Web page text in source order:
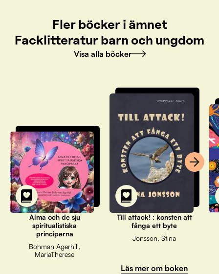
Fler böcker i ämnet
Facklitteratur barn och ungdom
Visa alla böcker
Alma och de sju
spiritualistiska
principerna
Bohman Agerhill,
MariaTherese
Till attack! : konsten att
fånga ett byte
Jonsson, Stina
Läs mer om boken